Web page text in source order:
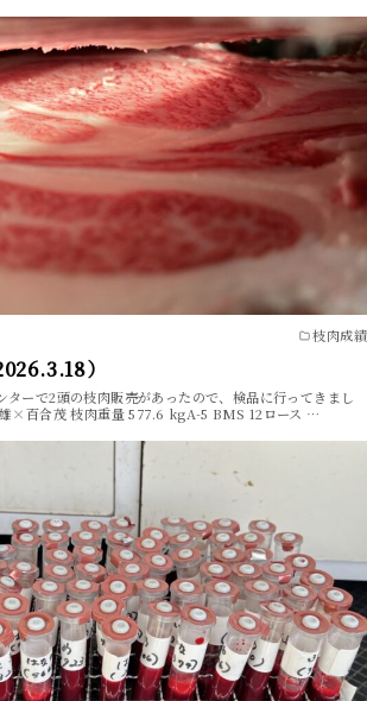
枝肉成績
）
ターで2頭の枝肉販売があったので、検品に行ってきまし
×百合茂 枝肉重量 577.6 kgA-5 BMS 12ロース …